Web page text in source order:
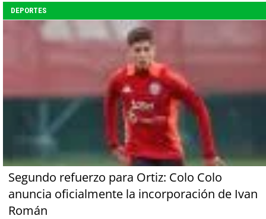
DEPORTES
Segundo refuerzo para Ortiz: Colo Colo
anuncia oficialmente la incorporación de Ivan
Román